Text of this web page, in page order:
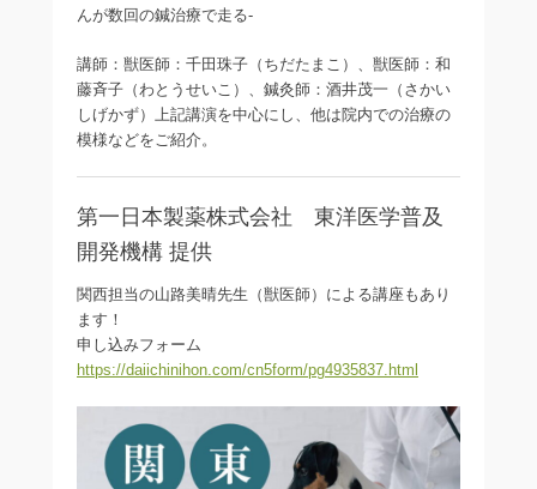
んが数回の鍼治療で走る-
講師：獣医師：千田珠子（ちだたまこ）、獣医師：和
藤斉子（わとうせいこ）、鍼灸師：酒井茂一（さかい
しげかず）上記講演を中心にし、他は院内での治療の
模様などをご紹介。
第一日本製薬株式会社 東洋医学普及
開発機構 提供
関西担当の山路美晴先生（獣医師）による講座もあり
ます！
申し込みフォーム
https://daiichinihon.com/cn5form/pg4935837.html